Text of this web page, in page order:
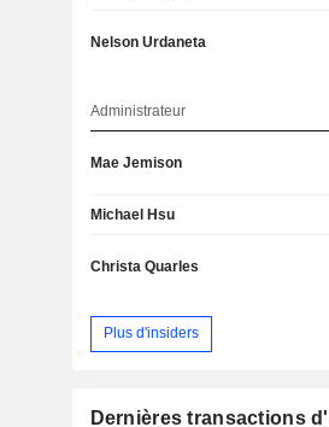
Nelson Urdaneta
Administrateur
Mae Jemison
Michael Hsu
Christa Quarles
Plus d'insiders
Dernières transactions